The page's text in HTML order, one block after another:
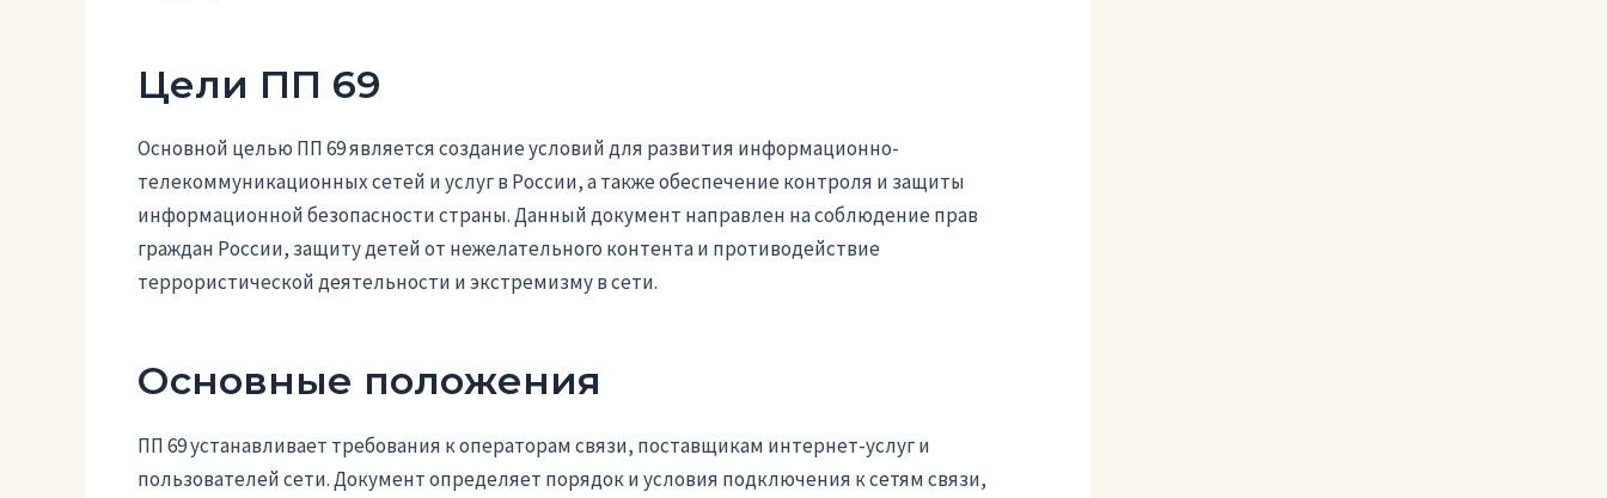
Цели ПП 69
Основной целью ПП 69 является создание условий для развития информационно-
телекоммуникационных сетей и услуг в России, а также обеспечение контроля и защиты
информационной безопасности страны. Данный документ направлен на соблюдение прав
граждан России, защиту детей от нежелательного контента и противодействие
террористической деятельности и экстремизму в сети.
Основные положения
ПП 69 устанавливает требования к операторам связи, поставщикам интернет-услуг и
пользователей сети. Документ определяет порядок и условия подключения к сетям связи,